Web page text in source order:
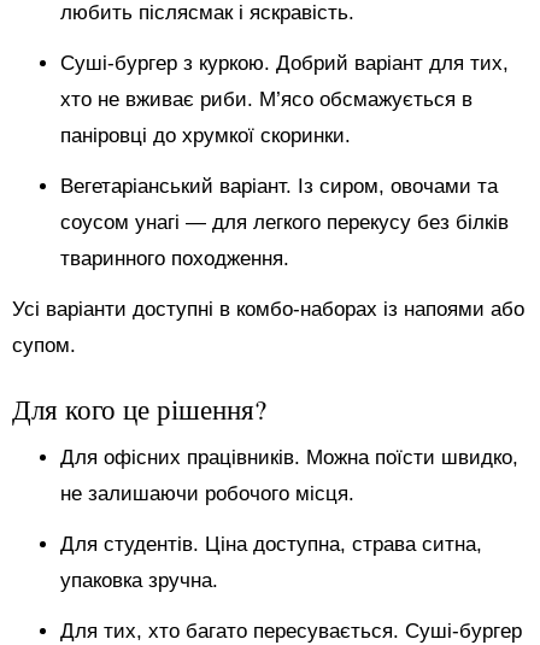
любить післясмак і яскравість.
Суші-бургер з куркою. Добрий варіант для тих,
хто не вживає риби. М’ясо обсмажується в
паніровці до хрумкої скоринки.
Вегетаріанський варіант. Із сиром, овочами та
соусом унагі — для легкого перекусу без білків
тваринного походження.
Усі варіанти доступні в комбо-наборах із напоями або
супом.
Для кого це рішення?
Для офісних працівників. Можна поїсти швидко,
не залишаючи робочого місця.
Для студентів. Ціна доступна, страва ситна,
упаковка зручна.
Для тих, хто багато пересувається. Суші-бургер